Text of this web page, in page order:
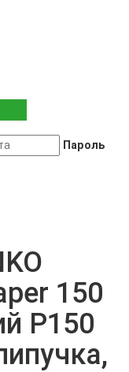
Пароль
150
Р150